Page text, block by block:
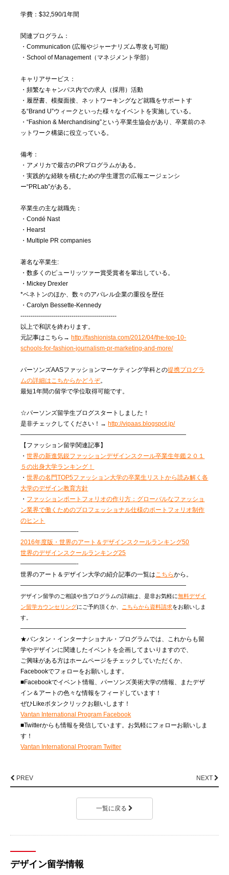
学費：$32,590/1年間
関連プログラム：
・Communication (広報やジャーナリズム専攻も可能)
・School of Management（マネジメント学部）
キャリアサービス：
・頻繁なキャンパス内での求人（採用）活動
・履歴書、模擬面接、ネットワーキングなど就職をサポートす
る“Brand U”ウィークといった様々なイベントを実施している。
・“Fashion & Merchandising”という卒業生協会があり、卒業前のネ
ットワーク構築に役立っている。
備考：
・アメリカで最古のPRプログラムがある。
・実践的な経験を積むための学生運営の広報エージェンシ
ー“PRLab”がある。
卒業生の主な就職先：
・Condé Nast
・Hearst
・Multiple PR companies
著名な卒業生:
・数多くのピューリッツァー賞受賞者を輩出している。
・Mickey Drexler
*ベネトンのほか、数々のアパレル企業の重役を歴任
・Carolyn Bessette-Kennedy
-----------------------------------------------
以上で和訳を終わります。
元記事はこちら→ http://fashionista.com/2012/04/the-top-10-
schools-for-fashion-journalism-pr-marketing-and-more/
パーソンズAASファッションマーケティング学科との提携プログラ
ムの詳細はこちからかどうぞ。
最短1年間の留学で学位取得可能です。
☆パーソンズ留学生ブログスタートしました！
是非チェックしてください！→ http://vipaas.blogspot.jp/
———————————————————————————
【ファッション留学関連記事】
・世界の新進気鋭ファッションデザインスクール卒業生年鑑２０１
５の出身大学ランキング！
・世界の名門TOP5ファッション大学の卒業生リストから読み解く各
大学のデザイン教育方針
・ ファッションポートフォリオの作り方：グローバルなファッショ
ン業界で働くためのプロフェッショナル仕様のポートフォリオ制作
のヒント
——————————-
2016年度版・世界のアート＆デザインスクールランキング50
世界のデザインスクールランキング25
——————————-
世界のアート＆デザイン大学の紹介記事の一覧はこちらから。
———————————————————————————
デザイン留学のご相談や当プログラムの詳細は、是非お気軽に無料デザイ
ン留学カウンセリングにご予約頂くか、 こちらから資料請求をお願いしま
す。
———————————————————————————
★バンタン・インターナショナル・プログラムでは、これからも留
学やデザインに関連したイベントを企画してまいりますので、
ご興味がある方はホームページをチェックしていただくか、
Facebookでフォローをお願いします。
■Facebookでイベント情報、パーソンズ美術大学の情報、またデザ
イン＆アートの色々な情報をフィードしています！
ぜひLikeボタンクリックお願いします！
Vantan International Program Facebook
■Twitterからも情報を発信しています。お気軽にフォローお願いしま
す！
Vantan International Program Twitter
PREV NEXT
一覧に戻る
デザイン留学情報